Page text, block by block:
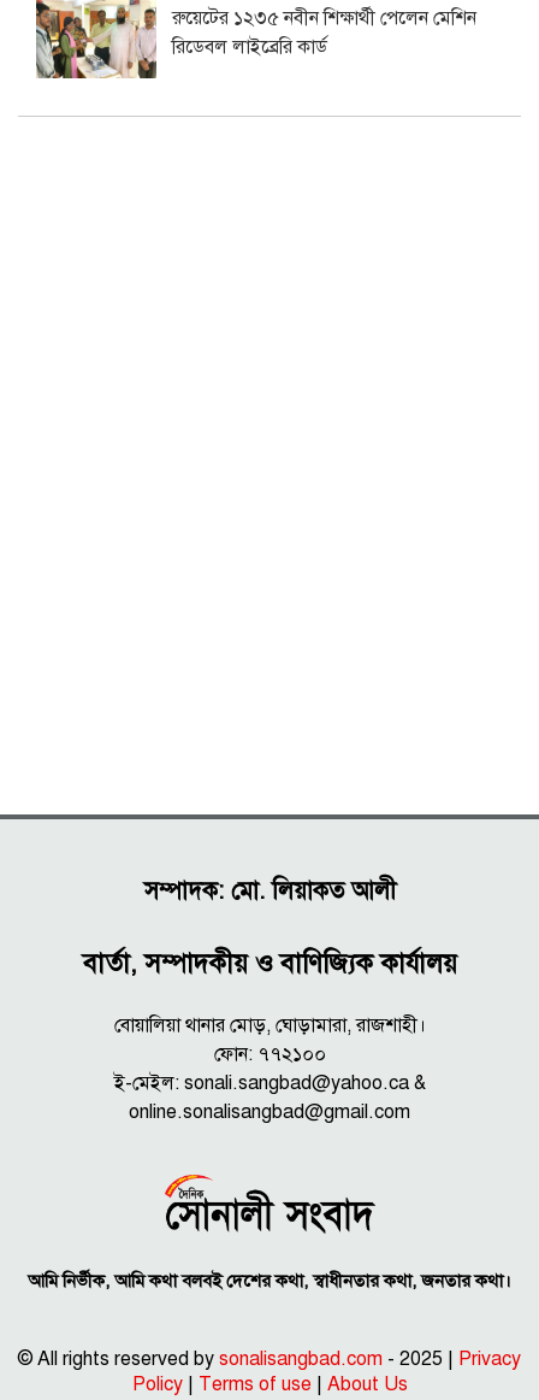
রুয়েটের ১২৩৫ নবীন শিক্ষার্থী পেলেন মেশিন
রিডেবল লাইব্রেরি কার্ড
সম্পাদক: মো. লিয়াকত আলী
বার্তা, সম্পাদকীয় ও বাণিজ্যিক কার্যালয়
বোয়ালিয়া থানার মোড়, ঘোড়ামারা, রাজশাহী।
ফোন: ৭৭২১০০
ই-মেইল: sonali.sangbad@yahoo.ca &
online.sonalisangbad@gmail.com
আমি নির্ভীক, আমি কথা বলবই দেশের কথা, স্বাধীনতার কথা, জনতার কথা।
© All rights reserved by sonalisangbad.com - 2025 | Privacy
Policy| Terms of use | About Us